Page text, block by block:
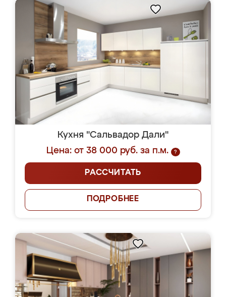
Кухня "Сальвадор Дали"
Цена: от 38 000 руб. за п.м.
?
РАССЧИТАТЬ
ПОДРОБНЕЕ